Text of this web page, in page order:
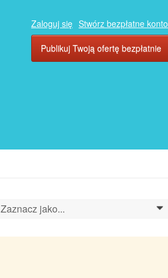
Zaloguj się Stwórz bezpłatne konto
Publikuj Twoją ofertę bezpłatnie
Zaznacz jako... 0